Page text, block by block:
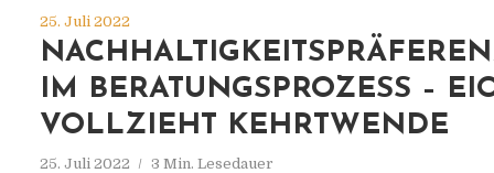
25. Juli 2022
IM BERATUNGSPROZESS –
VOLLZIEHT KEHRTWENDE
25. Juli 2022 3 Min. Lesedauer